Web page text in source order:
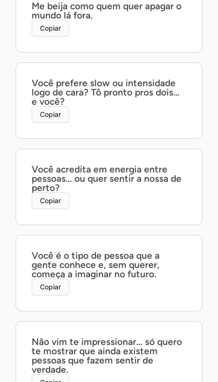
Me beija como quem quer apagar o
mundo lá fora.
Copiar
Você prefere slow ou intensidade
logo de cara? Tô pronto pros dois…
e você?
Copiar
Você acredita em energia entre
pessoas… ou quer sentir a nossa de
perto?
Copiar
Você é o tipo de pessoa que a
gente conhece e, sem querer,
começa a imaginar no futuro.
Copiar
Não vim te impressionar… só quero
te mostrar que ainda existem
pessoas que fazem sentir de
verdade.